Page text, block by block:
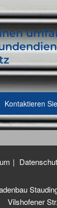
Kontaktieren
Vilshofener